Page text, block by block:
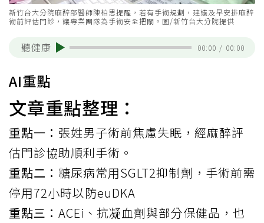
新竹台大分院麻醉部醫師陳柏思提醒，若有手術規劃，建議及早安排麻醉
術前評估門診，讓專業團隊為手術安全把關。圖/新竹台大分院提供
聽健康 00:00 / 00:00
AI重點
文章重點整理：
重點一： 張姓男子術前焦慮失眠，經麻醉評
估門診協助順利手術。
重點二： 糖尿病常用SGLT2抑制劑，手術前需
停用72小時以防euDKA
重點三： ACEi、抗凝血劑與部分保健品，也